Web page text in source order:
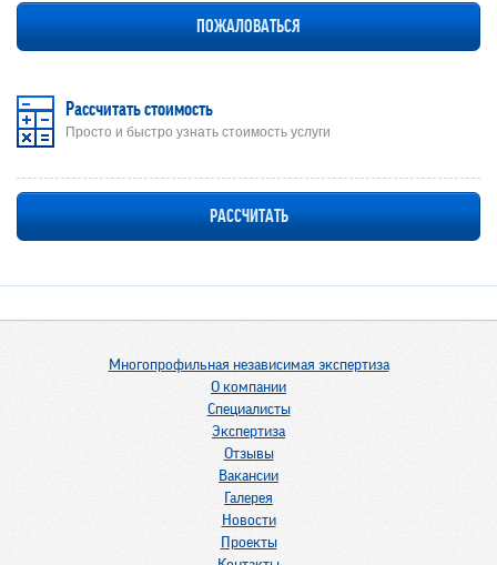
ПОЖАЛОВАТЬСЯ
Рассчитать стоимость
Просто и быстро узнать стоимость услуги
РАССЧИТАТЬ
Многопрофильная независимая экспертиза
О компании
Специалисты
Экспертиза
Отзывы
Вакансии
Галерея
Новости
Проекты